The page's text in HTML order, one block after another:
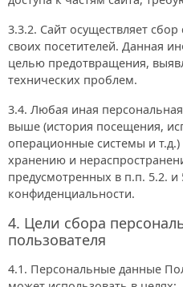
3.3.2. Сайт осуществляет сбор
своих посетителей. Данная
целью предотвращения,
технических проблем.
3.4. Любая иная
выше (история посещения,
операционные системы и
хранению и
предусмотренных в п.п. 5.2.
конфиденциальности.
4. Цели сбора
пользователя
4.1. Персональные данные